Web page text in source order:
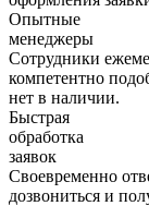
Опытные
менеджеры
Сотрудники
компетентно
нет в наличии.
Быстрая
обработка
заявок
Своевременно
дозвониться и